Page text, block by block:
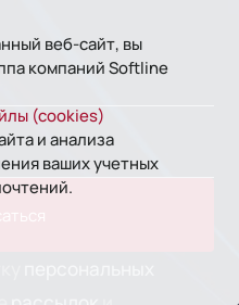
веб-сайт, вы
компаний Softline
(cookies)
и анализа
ваших учетных